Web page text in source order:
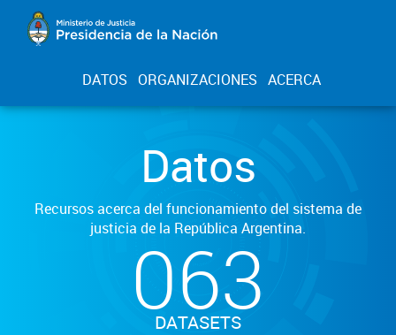
DATOS ORGANIZACIONES ACERCA
Datos
Recursos acerca del funcionamiento del sistema de
justicia de la República Argentina.
063
DATASETS